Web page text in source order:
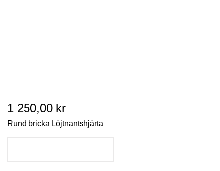
1 250,00 kr
Rund bricka Löjtnantshjärta